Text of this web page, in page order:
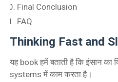
Final Conclusion
FAQ
Thinking Fast and
यह book हमें बताती है कि इंसान का
systems में काम करता है।